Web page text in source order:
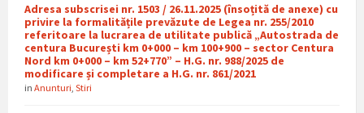
Adresa subscrisei nr. 1503 / 26.11.2025 (însoțită de anexe) cu
privire la formalitățile prevăzute de Legea nr. 255/2010
referitoare la lucrarea de utilitate publică „Autostrada de
centura București km 0+000 – km 100+900 – sector Centura
Nord km 0+000 – km 52+770” – H.G. nr. 988/2025 de
modificare și completare a H.G. nr. 861/2021
in Anunturi Stiri